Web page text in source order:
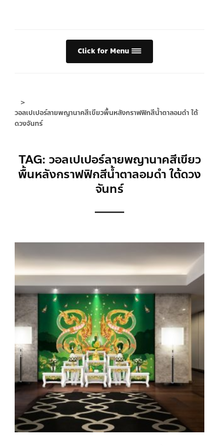
Click for Menu
>
วอลเปเปอร์ลายพญานาคสีเขียวพื้นหลังกราฟฟิกสีน้ำตาลอมดำ ใต้
ดวงจันทร์
TAG: วอลเปเปอร์ลายพญานาคสีเขียว
พื้นหลังกราฟฟิกสีน้ำตาลอมดำ ใต้ดวง
จันทร์